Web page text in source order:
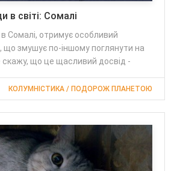
в світі: Сомалі
Сомалі, отримує особливий
що змушує по-іншому поглянути на
скажу, що це щасливий досвід -
КОЛУМНІСТИКА / ПОДОРОЖ ПЛАНЕТОЮ